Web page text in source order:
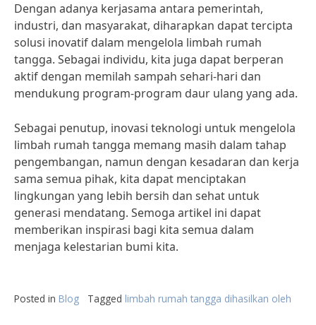
Dengan adanya kerjasama antara pemerintah,
industri, dan masyarakat, diharapkan dapat tercipta
solusi inovatif dalam mengelola limbah rumah
tangga. Sebagai individu, kita juga dapat berperan
aktif dengan memilah sampah sehari-hari dan
mendukung program-program daur ulang yang ada.
Sebagai penutup, inovasi teknologi untuk mengelola
limbah rumah tangga memang masih dalam tahap
pengembangan, namun dengan kesadaran dan kerja
sama semua pihak, kita dapat menciptakan
lingkungan yang lebih bersih dan sehat untuk
generasi mendatang. Semoga artikel ini dapat
memberikan inspirasi bagi kita semua dalam
menjaga kelestarian bumi kita.
Posted in Blog Tagged limbah rumah tangga dihasilkan oleh